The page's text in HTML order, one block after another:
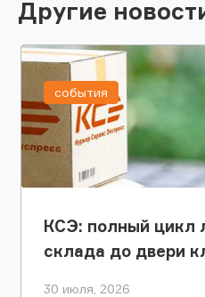
Другие
КСЭ: полный цикл
склада до двери
30 июля, 2026
события